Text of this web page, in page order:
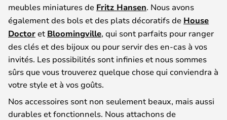
meubles miniatures de Fritz Hansen. Nous avons
également des bols et des plats décoratifs de House
Doctoret Bloomingville, qui sont parfaits pour ranger
des clés et des bijoux ou pour servir des en-cas à vos
invités. Les possibilités sont infinies et nous sommes
sûrs que vous trouverez quelque chose qui conviendra à
votre style et à vos goûts.
Nos accessoires sont non seulement beaux, mais aussi
durables et fonctionnels. Nous attachons de